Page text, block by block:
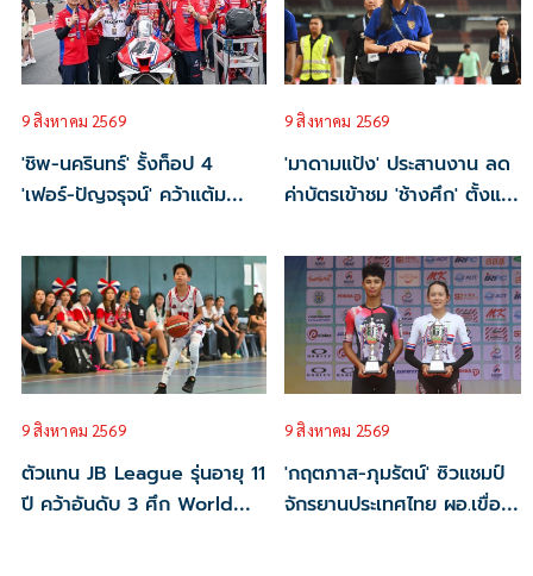
9 สิงหาคม 2569
'ชิพ-นครินทร์' รั้งท็อป 4
'เฟอร์-ปัญจรุจน์' คว้าแต้ม
เรซ 2
9 สิงหาคม 2569
'มาดามแป้ง' ประสานงาน ลด
ค่าบัตรเข้าชม 'ช้างศึก' ตั้งแต่
9 สิงหาคม 2569
ตัวแทน JB League รุ่นอายุ 11
ปี คว้าอันดับ 3 ศึก World
9 สิงหาคม 2569
'กฤตภาส-ภุมรัตน์' ซิวแชมป์
จักรยานประเทศไทย ผอ.เขื่อน